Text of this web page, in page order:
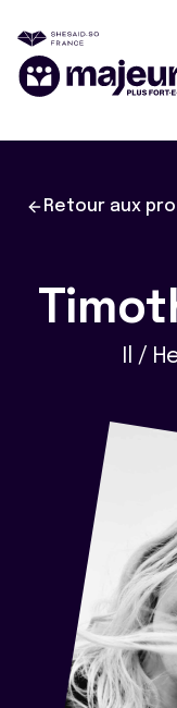
Retour aux
Il /